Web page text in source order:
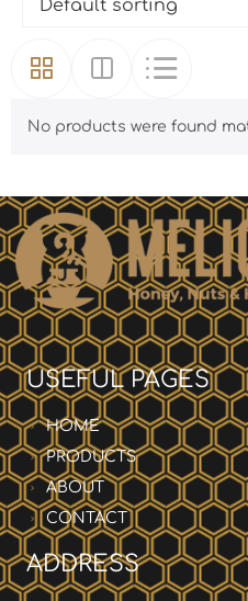
No products were found
USEFUL PAGES
HOME
PRODUCTS
ABOUT
CONTACT
ADDRESS